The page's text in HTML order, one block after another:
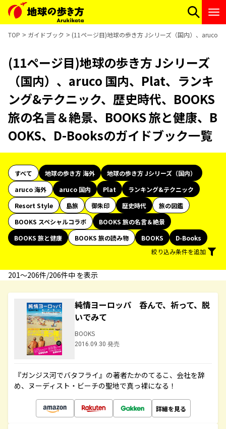
TOP ガイドブック (11ページ目)地球の歩き方 Jシリーズ（国内）、aruco
(11ページ目)地球の歩き方 Jシリーズ
（国内）、aruco 国内、Plat、ランキ
ング&テクニック、歴史時代、BOOKS
旅の名言＆絶景、BOOKS 旅と健康、B
OOKS、D-Booksのガイドブック一覧
すべて 地球の歩き方 海外
地球の歩き方 Jシリーズ（国内）
aruco 海外
aruco 国内 Plat
ランキング&テクニック
Resort Style
島旅 御朱印 歴史時代
旅の図鑑
BOOKS スペシャルコラボ
BOOKS 旅の名言＆絶景
BOOKS 旅と健康
BOOKS 旅の読み物 BOOKS
D-Books
絞り込み条件を追加
201〜206件/206件中 を表示
純情ヨーロッパ 呑んで、祈って、脱
いでみて
BOOKS
2016.09.30 発売
『ガンジス河でバタフライ』の著者たかのてるこ、会社を辞
め、ヌーディスト・ビーチの聖地で真っ裸になる！
詳細を見る